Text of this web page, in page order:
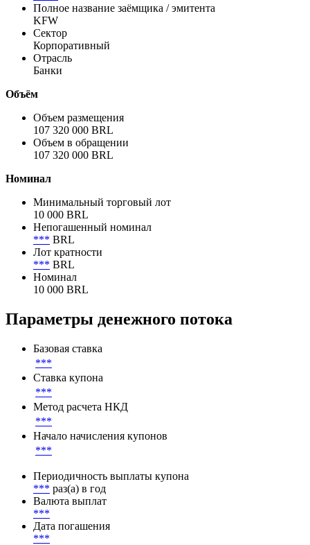
Полное название заёмщика / эмитента
KFW
Сектор
Корпоративный
Отрасль
Банки
Объём
Объем размещения
107 320 000 BRL
Объем в обращении
107 320 000 BRL
Номинал
Минимальный торговый лот
10 000 BRL
Непогашенный номинал
*** BRL
Лот кратности
*** BRL
Номинал
10 000 BRL
Параметры денежного потока
Базовая ставка
***
Ставка купона
***
Метод расчета НКД
***
Начало начисления купонов
***
Периодичность выплаты купона
*** раз(а) в год
Валюта выплат
***
Дата погашения
***